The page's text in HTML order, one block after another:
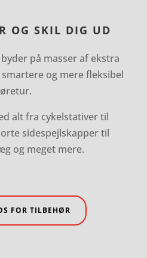
OG SKIL DIG UD
på masser af ekstra
og mere fleksibel
alt fra cykelstativer til
sidespejlskappertil
og meget mere.
FOR TILBEHØR